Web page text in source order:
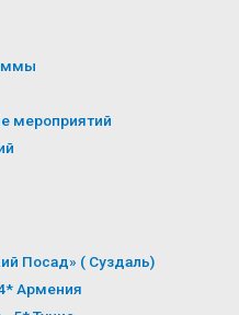
мероприятий
Посад» ( Суздаль)
Армения